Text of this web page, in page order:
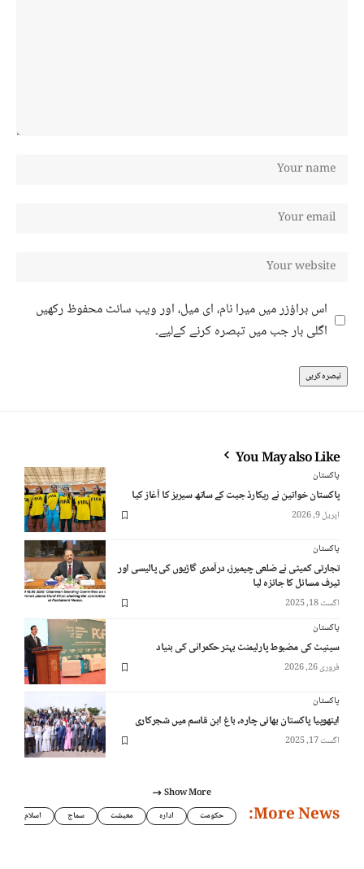
اس براؤزر میں میرا نام، ای میل، اور ویب سائٹ محفوظ رکھیں
اگلی بار جب میں تبصرہ کرنے کےلیے۔
You May also Like
پاکستان
پاکستان خواتین نے ریکارڈ جیت کے ساتھ سیریز کا آغاز کیا
اپریل 9, 2026
پاکستان
تجارتی کمیٹی نے ضلعی چیمبرز، درآمدی گاڑیوں کی پالیسی اور
ٹیرف مسائل کا جائزہ لیا
اگست 18, 2025
پاکستان
سینیٹ کی مضبوط پارلیمنٹ بہتر حکمرانی کی بنیاد
فروری 26, 2026
پاکستان
ایتھوپیا پاکستان بھائی چارہ، باغ ابن قاسم میں شجرکاری
اگست 17, 2025
Show More
More News: حکومت ادارہ معیشت سماج اسلام